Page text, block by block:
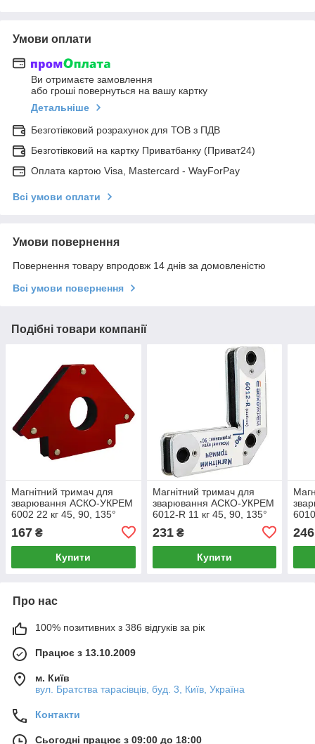
Умови оплати
Ви отримаєте замовлення
або гроші повернуться на вашу картку
Детальніше
Безготівковий розрахунок для ТОВ з ПДВ
Безготівковий на картку Приватбанку (Приват24)
Оплата картою Visa, Mastercard - WayForPay
Всі умови оплати
Умови повернення
Повернення товару впродовж 14 днів за домовленістю
Всі умови повернення
Подібні товари компанії
Магнітний тримач для
зварювання АСКО-УКРЕМ
6002 22 кг 45, 90, 135°
167 ₴
Купити
Магнітний тримач для
зварювання АСКО-УКРЕМ
6012-R 11 кг 45, 90, 135°
231₴
Купити
246
Про нас
100% позитивних з 386 відгуків за рік
Працює з 13.10.2009
м. Київ
вул. Братства тарасівців, буд. 3, Київ, Україна
Контакти
Сьогодні працює з 09:00 до 18:00